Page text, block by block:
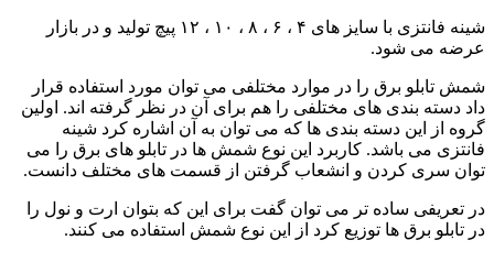
شینه فانتزی
با سایز های ۴ ، ۶ ، ۸ ، ۱۰ ، ۱۲ پیچ تولید و در بازار
عرضه می شود.
شمش تابلو برق را در موارد مختلفی می توان مورد استفاده قرار
داد دسته بندی های مختلفی را هم برای آن در نظر گرفته اند. اولین
گروه از این دسته بندی ها که می توان به آن اشاره کرد شینه
فانتزی می باشد. کاربرد این نوع شمش ها در تابلو های برق را می
توان سری کردن و انشعاب گرفتن از قسمت های مختلف دانست.
در تعریفی ساده تر می توان گفت برای این که بتوان ارت و نول را
در تابلو برق ها توزیع کرد از این نوع شمش استفاده می کنند.